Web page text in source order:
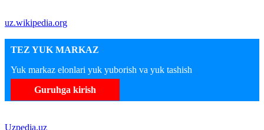
uz.wikipedia.org
TEZ YUK MARKAZ
Yuk markaz elonlari yuk yuborish va yuk tashish
Guruhga kirish
Uzpedia.uz